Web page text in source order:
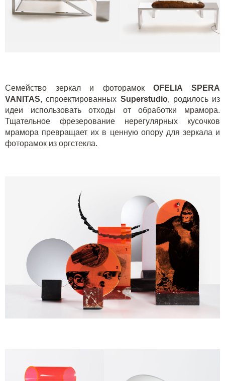
Семейство зеркал и фоторамокOFELIA SPERA
VANITAS, спроектированных Superstudio, родилось из
идеи использовать отходы от обработки мрамора.
Тщательное фрезерование нерегулярных кусочков
мрамора превращает их в ценную опору для зеркала и
фоторамок из оргстекла.